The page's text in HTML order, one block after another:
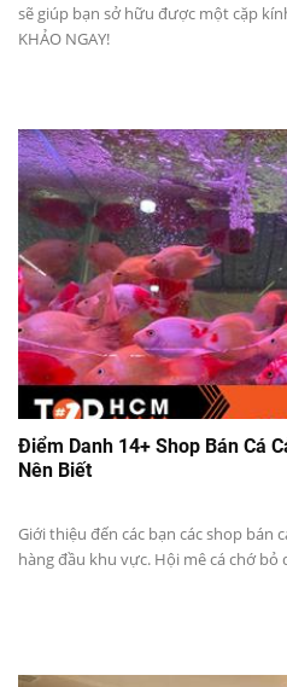
sẽ giúp bạn sở hữu được một cặp
KHẢO NGAY!
Điểm Danh 14+ Shop Bán Cá
Nên Biết
Giới thiệu đến các bạn các shop bán
hàng đầu khu vực. Hội mê cá chớ bỏ